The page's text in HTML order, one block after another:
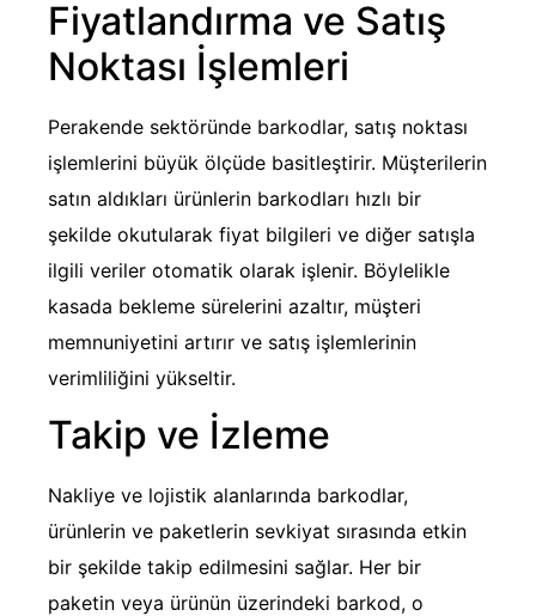
Fiyatlandırma ve Satış
Noktası İşlemleri
Perakende sektöründe barkodlar, satış noktası
işlemlerini büyük ölçüde basitleştirir. Müşterilerin
satın aldıkları ürünlerin barkodları hızlı bir
şekilde okutularak fiyat bilgileri ve diğer satışla
ilgili veriler otomatik olarak işlenir. Böylelikle
kasada bekleme sürelerini azaltır, müşteri
memnuniyetini artırır ve satış işlemlerinin
verimliliğini yükseltir.
Takip ve İzleme
Nakliye ve lojistik alanlarında barkodlar,
ürünlerin ve paketlerin sevkiyat sırasında etkin
bir şekilde takip edilmesini sağlar. Her bir
paketin veya ürünün üzerindeki barkod, o